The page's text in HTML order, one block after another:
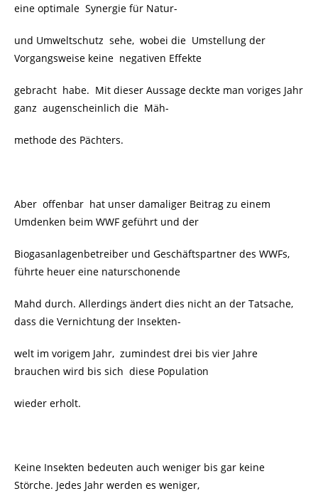
eine optimale Synergie für Natur-
und Umweltschutz sehe, wobei die Umstellung der
Vorgangsweise keine negativen Effekte
gebracht habe. Mit dieser Aussage deckte man voriges Jahr
ganz augenscheinlich die Mäh-
methode des Pächters.
Aber offenbar hat unser damaliger Beitrag zu einem
Umdenken beim WWF geführt und der
Biogasanlagenbetreiber und Geschäftspartner des WWFs,
führte heuer eine naturschonende
Mahd durch. Allerdings ändert dies nicht an der Tatsache,
dass die Vernichtung der Insekten-
welt im vorigem Jahr, zumindest drei bis vier Jahre
brauchen wird bis sich diese Population
wieder erholt.
Keine Insekten bedeuten auch weniger bis gar keine
Störche. Jedes Jahr werden es weniger,